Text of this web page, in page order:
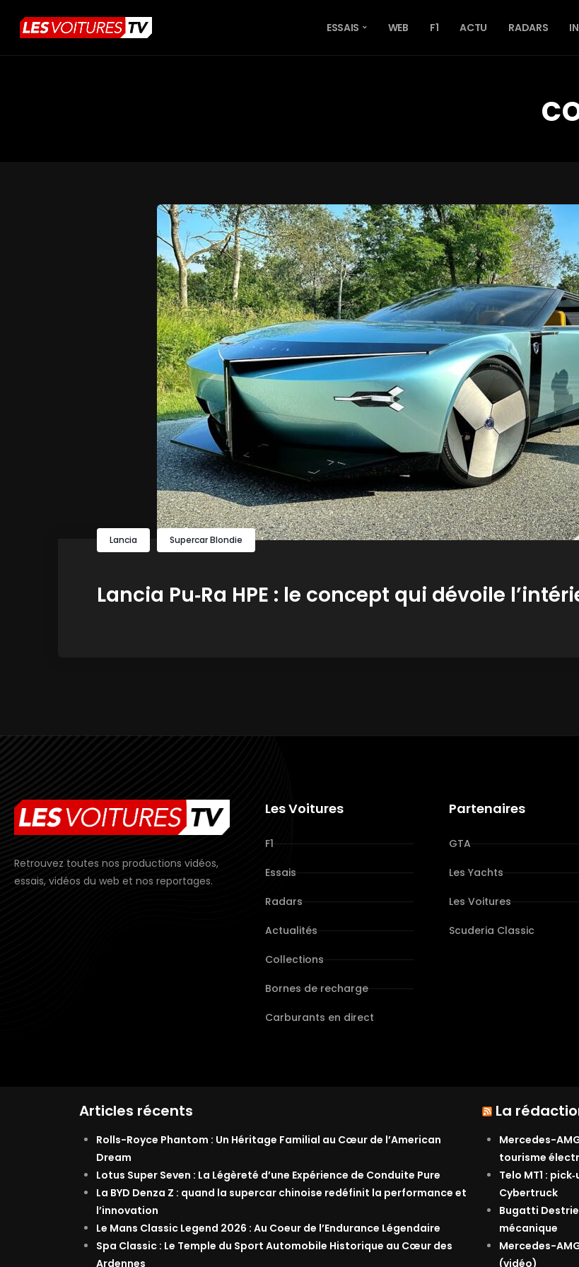
ESSAIS WEB F1 ACTU RADARS
Lancia Supercar Blondie
Lancia Pu‑Ra HPE : le concept qui dévoile
Retrouvez toutes nos productions vidéos,
essais, vidéos du web et nos reportages.
Les Voitures
F1
Essais
Radars
Actualités
Collections
Bornes de recharge
Carburants en direct
Partenaires
GTA
Les Yachts
Les Voitures
Scuderia Classic
Articles récents
Rolls-Royce Phantom : Un Héritage Familial au Cœur de l’American
Dream
Lotus Super Seven : La Légèreté d’une Expérience de Conduite Pure
La BYD Denza Z : quand la supercar chinoise redéfinit la performance et
l’innovation
Le Mans Classic Legend 2026 : Au Coeur de l’Endurance Légendaire
Spa Classic : Le Temple du Sport Automobile Historique au Cœur des
Ardennes
La
Mercedes-
tourisme
Telo MT1 :
Cybertruck
Bugatti
mécanique
Mercedes-
(vidéo)